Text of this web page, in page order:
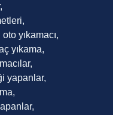
yıkamacı,
yıkama,
yapanlar,